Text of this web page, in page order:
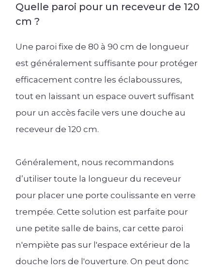
Quelle paroi pour un receveur de 120
cm ?
Une paroi fixe de 80 à 90 cm de longueur
est généralement suffisante pour protéger
efficacement contre les éclaboussures,
tout en laissant un espace ouvert suffisant
pour un accès facile vers une douche au
receveur de 120 cm.
Généralement, nous recommandons
d’utiliser toute la longueur du receveur
pour placer une porte coulissante en verre
trempée. Cette solution est parfaite pour
une petite salle de bains, car cette paroi
n'empiète pas sur l'espace extérieur de la
douche lors de l'ouverture. On peut donc